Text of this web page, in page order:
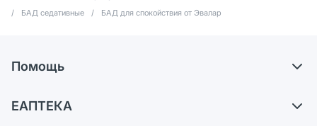
/
БАД седативные / БАД для спокойствия от Эвалар
Помощь
Обмен и возврат
ЕАПТЕКА